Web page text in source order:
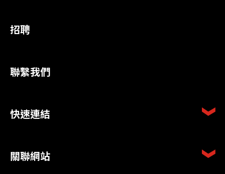
招聘
聯繫我們
快速連結
關聯網站